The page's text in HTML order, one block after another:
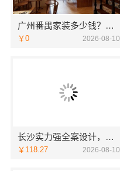
广州番禺家装多少钱？精匠饰家报价透明新房
￥0 2026-08-10
长沙实力强全案设计，湖南创益讯建筑有限公司专业靠谱
￥118.27 2026-08-10